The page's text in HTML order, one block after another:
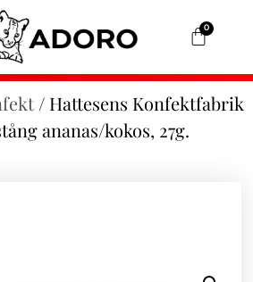
0
/ Hattesens Konfektfabrik
ananas/kokos, 27g.